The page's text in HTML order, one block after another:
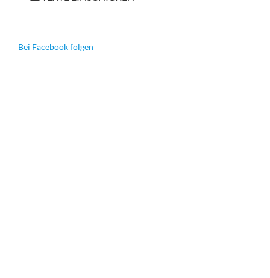
Bei Facebook folgen